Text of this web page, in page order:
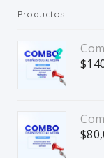
Productos
$
$